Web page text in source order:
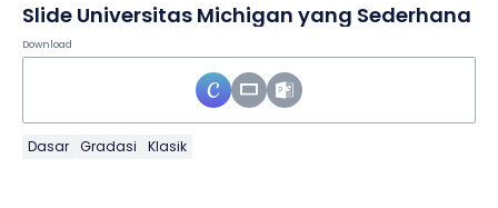
Slide Universitas Michigan yang Sederhana
Download
Dasar Gradasi Klasik